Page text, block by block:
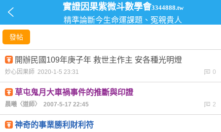
實證因果紫微斗數學會3344888.tw
精準論斷今生命運課題、冤親貴人
發帖
開辦民國109年庚子年 救世主作主 安各種光明燈
妙心因果師 2020-1-5 23:31 0
草屯鬼月大車禍事件的推斷與印證
晨曦〈道師〉 2007-5-17 22:45 2
神奇的事業勝利財利符